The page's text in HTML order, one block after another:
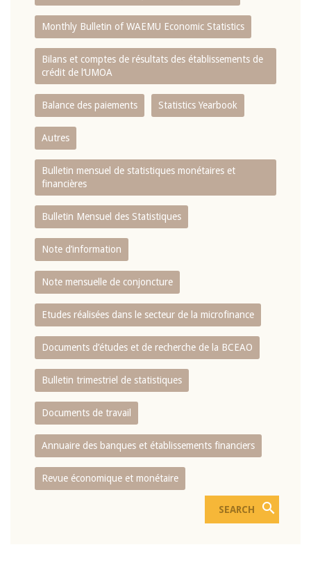
Monthly Bulletin of WAEMU Economic Statistics
Bilans et comptes de résultats des établissements de
crédit de l‘UMOA
Balance des paiements Statistics Yearbook
Autres
Bulletin mensuel de statistiques monétaires et
financières
Bulletin Mensuel des Statistiques
Note d’information
Note mensuelle de conjoncture
Etudes réalisées dans le secteur de la microfinance
Documents d’études et de recherche de la BCEAO
Bulletin trimestriel de statistiques
Documents de travail
Annuaire des banques et établissements financiers
Revue économique et monétaire